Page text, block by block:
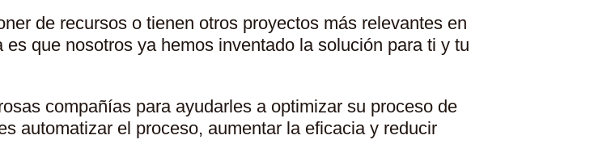
de recursos o tienen otros proyectos más relevantes en
que nosotros ya hemos inventado la solución para ti y tu
compañías para ayudarles a optimizar su proceso de
automatizar el proceso, aumentar la eficacia y reducir